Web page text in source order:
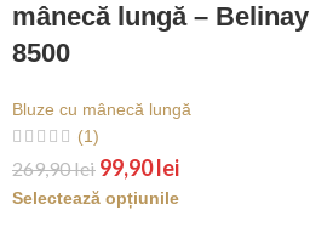
mânecă lungă – Belinay
8500
Bluze cu mânecă lungă
(1)
269,90lei 99,90lei
Selectează opțiunile